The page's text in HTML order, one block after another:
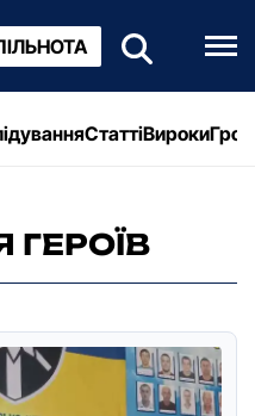
СтаттіВироки